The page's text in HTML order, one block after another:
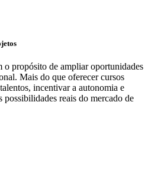
propósito de ampliar oportunidades
Mais do que oferecer cursos
incentivar a autonomia e
reais do mercado de